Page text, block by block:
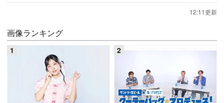
12:11更新
画像ランキング